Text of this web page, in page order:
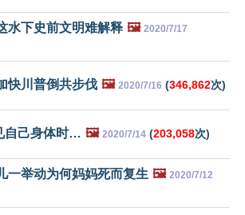
水下史前文明难解释 🖼️ 2020/7/17
快川普倒共步伐 🖼️ 2020/7/16 (346,862次)
自己身体时… 🖼️ 2020/7/14 (203,058次)
一举动为何妈妈死而复生 🖼️ 2020/7/12